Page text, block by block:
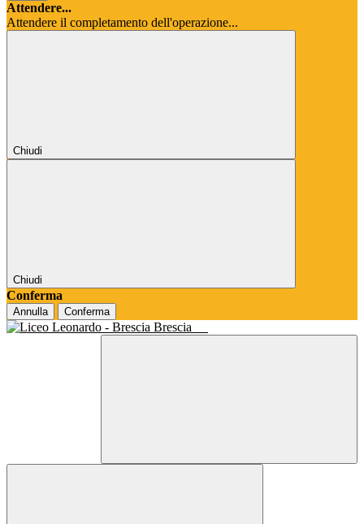
Attendere...
Attendere il completamento dell'operazione...
Chiudi
Chiudi
Conferma
Annulla Conferma
Brescia